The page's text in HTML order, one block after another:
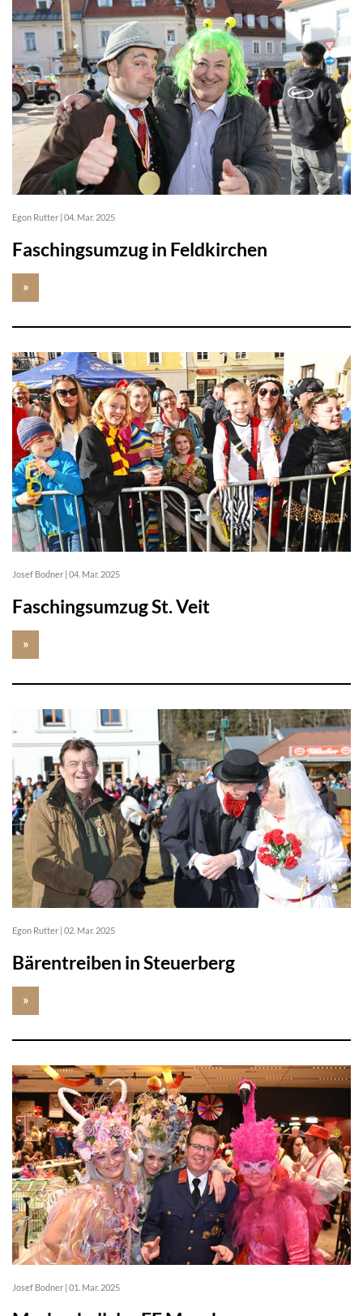
Egon Rutter 04. Mar. 2025
Faschingsumzug in Feldkirchen
»
Josef Bodner | 04. Mar. 2025
Faschingsumzug St. Veit
»
Egon Rutter 02. Mar. 2025
Bärentreiben in Steuerberg
»
Josef Bodner | 01. Mar. 2025